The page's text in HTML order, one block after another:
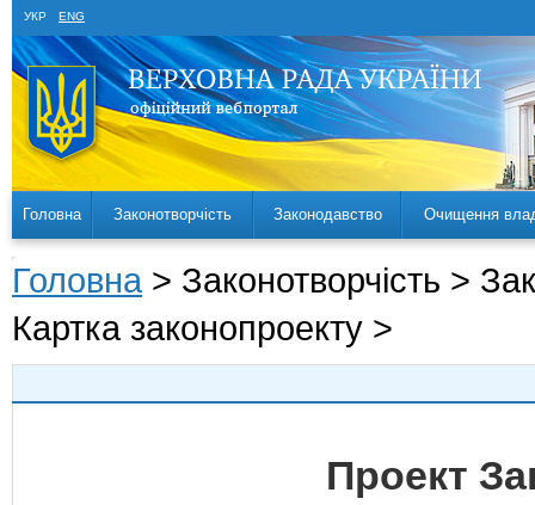
УКР ENG
Головна Законотворчість Законодавство Очищення
Головна > Законотворчість >
Картка законопроекту >
Проект